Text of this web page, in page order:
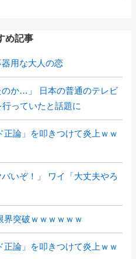
め記事
用な大人の恋
か…」 日本の普通のテレビ
っていたと話題に
正論」を叩きつけて炎上ｗｗ
いぞ！」 ワイ「大丈夫やろ
界突破ｗｗｗｗｗｗ
正論」を叩きつけて炎上ｗｗ